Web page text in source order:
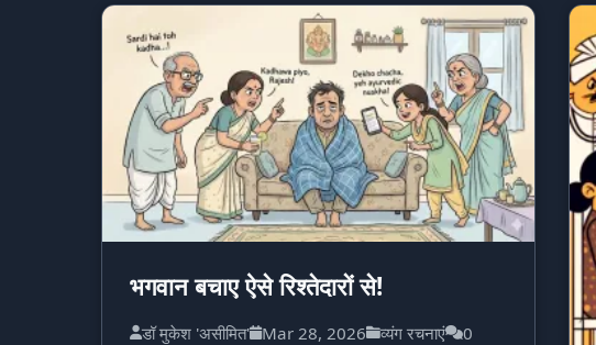
भगवान बचाए ऐसे रिश्तेदारों से!
डॉ मुकेश 'असीमित' Mar 28, 2026 व्यंग रचनाएं 0